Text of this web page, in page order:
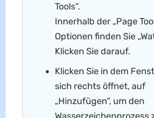
Tools“.
Innerhalb der „Page
Optionen finden Sie
Klicken Sie darauf.
Klicken Sie in dem
sich rechts öffnet, auf
„Hinzufügen“, um den